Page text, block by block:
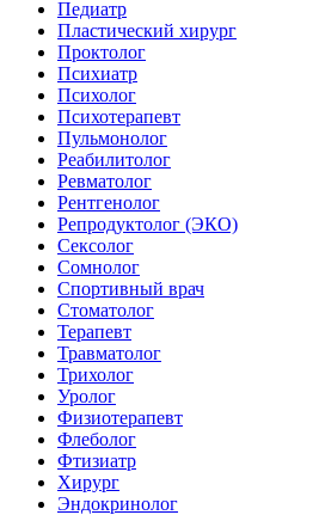
Педиатр
Пластический хирург
Проктолог
Психиатр
Психолог
Психотерапевт
Пульмонолог
Реабилитолог
Ревматолог
Рентгенолог
Репродуктолог (ЭКО)
Сексолог
Сомнолог
Спортивный врач
Стоматолог
Терапевт
Травматолог
Трихолог
Уролог
Физиотерапевт
Флеболог
Фтизиатр
Хирург
Эндокринолог